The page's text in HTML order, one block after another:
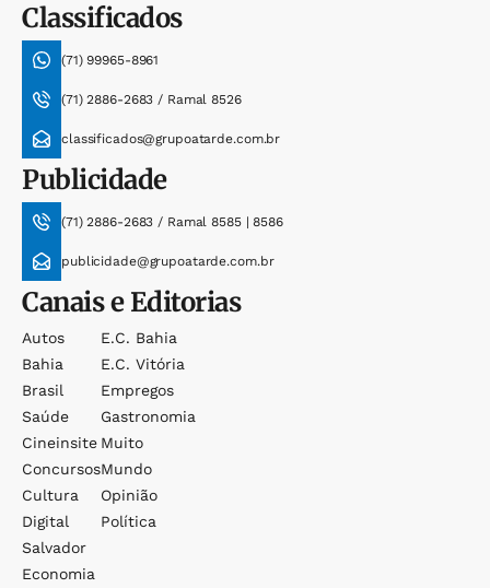
Classificados
(71) 99965-8961
(71) 2886-2683 / Ramal 8526
classificados@grupoatarde.com.br
Publicidade
(71) 2886-2683 / Ramal 8585 | 8586
publicidade@grupoatarde.com.br
Canais e Editorias
Autos
Bahia
Brasil
Saúde
Cineinsite
Concursos
Cultura
Digital
Salvador
Economia
E.c. Bahia
E.c. Vitória
Empregos
Gastronomia
Muito
Mundo
Opinião
Política